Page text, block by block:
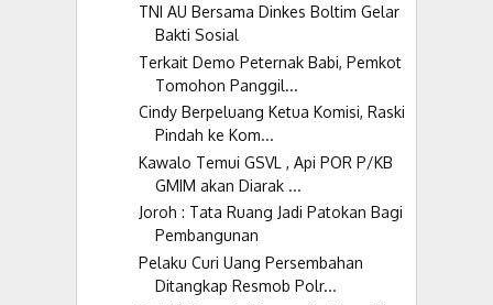
TNI AU Bersama Dinkes Boltim Gelar
Bakti Sosial
Terkait Demo Peternak Babi, Pemkot
Tomohon Panggil...
Cindy Berpeluang Ketua Komisi, Raski
Pindah ke Kom...
Kawalo Temui GSVL , Api POR P/KB
GMIM akan Diarak ...
Joroh : Tata Ruang Jadi Patokan Bagi
Pembangunan
Pelaku Curi Uang Persembahan
Ditangkap Resmob Polr...